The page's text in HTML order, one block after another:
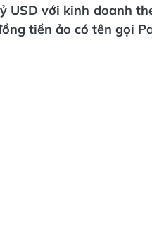
với kinh doanh
tiền ảo có tên gọi